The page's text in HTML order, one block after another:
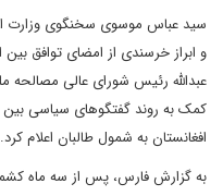
سید عباس موسوی سخنگوی وزارت
و ابراز خرسندی از امضای توافق
عبدالله رئیس شورای عالی مصالحه
کمک به روند گفتگوهای سیاسی بین
افغانستان به شمول طالبان اعلام کرد.
به گزارش فارس، پس از سه ماه